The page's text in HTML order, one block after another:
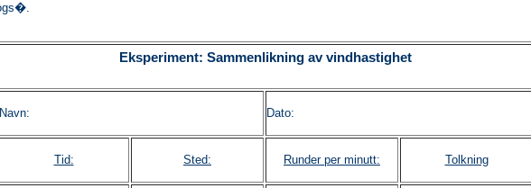
Eksperiment: Sammenlikning av vindhastighet
Navn: Dato:
Tid: Sted: Runder per minutt: Tolkning